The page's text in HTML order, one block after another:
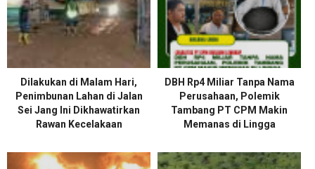
Dilakukan di Malam Hari,
Penimbunan Lahan di Jalan
Sei Jang Ini Dikhawatirkan
Rawan Kecelakaan
DBH Rp4 Miliar Tanpa Nama
Perusahaan, Polemik
Tambang PT CPM Makin
Memanas di Lingga